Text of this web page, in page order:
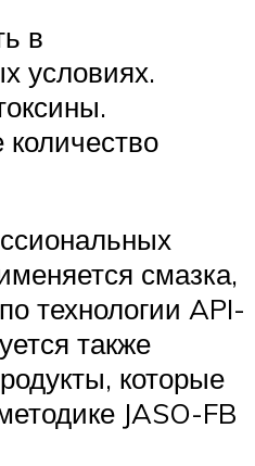
в
условиях.
смазка,
технологии API-
также
которые
JASO-FB